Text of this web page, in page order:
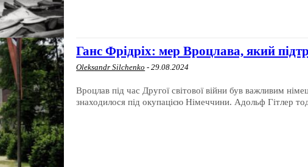
Ганс Фрідріх: мер Вроцлава, який
Oleksandr Silchenko - 29.08.2024
Вроцлав під час Другої світової війни був важливим
знаходилося під окупацією Німеччини. Адольф Гітлер